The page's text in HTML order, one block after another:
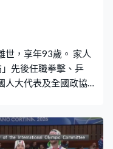
世，享年93歲。 家人
先後任職拳擊、乒
人大代表及全國政協